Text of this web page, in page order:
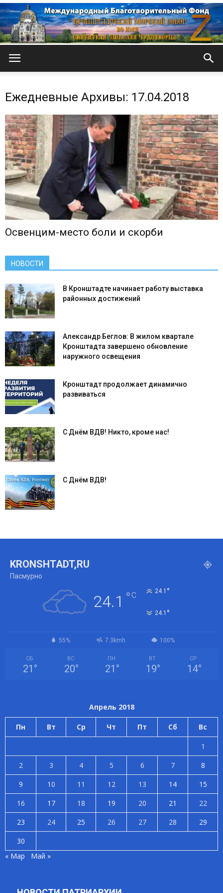
собор
Ежедневные Архивы: 17.04.2018
Освенцим-место боли и скорби
НОВОСТИ
В Кронштадте начинает работу выставка
районных достижений
Александр Беглов: В жилом квартале
Кронштадта завершено обновление
наружного освещения
Кронштадт продолжает динамично
развиваться
С Днём ВДВ! Никто, кроме нас!
С Днём ВДВ!
KRONSHTADT,RU
Пасмурно
24.1 °C 24.1 °
24.1 °
55% 7.3kmh 100%
СБ
21 °
ВС
20°
ПН
21 °
ВТ
19°
СР
14°
Апрель 2018
Пн Вт Ср Чт Пт Сб Вс
1
2
3 4 5 6 7
8
9
10 11 12 13 14
15
16
17 18 19 20 21
22
23
24 25 26 27 28
29
30
« Мар
Май »